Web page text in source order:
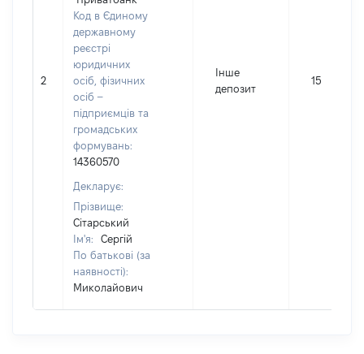
2
Код в Єдиному
державному
реєстрі
юридичних
осіб, фізичних
осіб –
підприємців та
громадських
формувань:
14360570
Декларує:
Прізвище:
Сітарський
Ім'я:
Сергій
По батькові (за
наявності):
Миколайович
Інше
депозит
15